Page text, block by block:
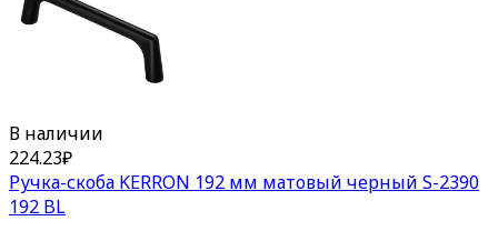
В наличии
224.23₽
Ручка-скоба KERRON 192 мм матовый черный S-2390
192 BL